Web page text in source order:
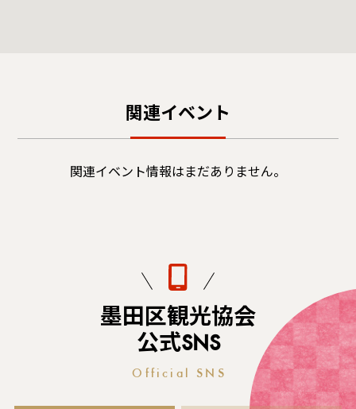
関連イベント
関連イベント情報はまだありません。
墨田区観光協会
公式SNS
Official SNS